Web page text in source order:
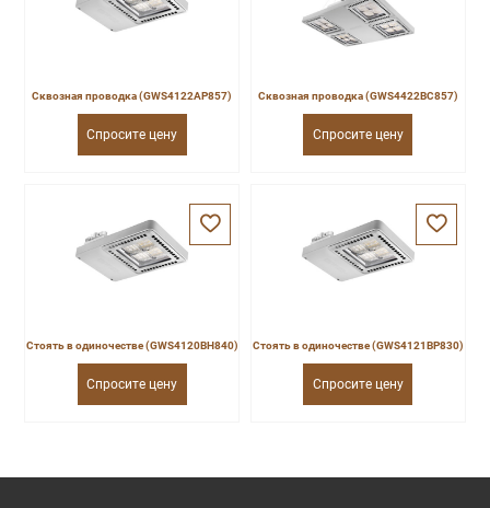
Сквозная проводка (GWS4122AP857)
Спросите цену
Сквозная проводка (GWS4422BC857)
Спросите цену
Стоять в одиночестве (GWS4120BH840)
Спросите цену
Стоять в одиночестве (GWS4121BP830)
Спросите цену